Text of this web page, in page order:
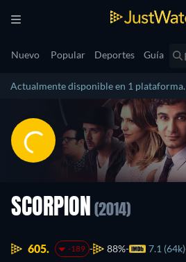
Nuevo Popular Deportes Guía
Actualmente disponible en 1 plataforma.
SCORPION (2014)
605. -189 88% 7.1 (64k)